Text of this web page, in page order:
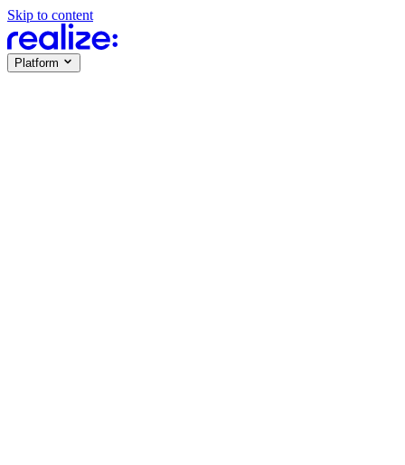
Skip to content
Platform